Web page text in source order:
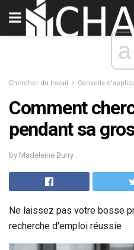
Chercher du travail Conseils
Comment
pendant sa
by Madeleine Burry
Ne laissez pas votre bosse
recherche d'emploi réussie